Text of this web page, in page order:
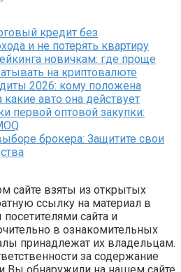
кредит без
и не потерять квартиру
новичкам: где проще
на криптовалюте
2026: кому положена
авто она действует
первой оптовой закупки:
брокера: Защитите свои
сайте взяты из открытых
ссылку на материал в
сайта и
в ознакомительных
принадлежат их владельцам.
за содержание
Вы обнаружили на нашем сайте